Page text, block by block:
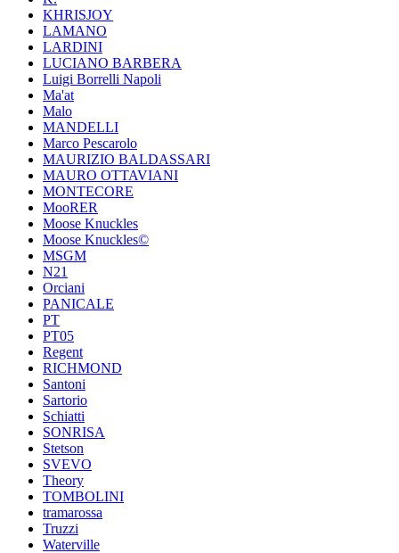
KHRISJOY
LAMANO
LARDINI
LUCIANO BARBERA
Luigi Borrelli Napoli
Ma'at
Malo
MANDELLI
Marco Pescarolo
MAURIZIO BALDASSARI
MAURO OTTAVIANI
MONTECORE
MooRER
Moose Knuckles
Moose Knuckles©️
MSGM
N21
Orciani
PANICALE
PT
PT05
Regent
RICHMOND
Santoni
Sartorio
Schiatti
SONRISA
Stetson
SVEVO
Theory
TOMBOLINI
tramarossa
Truzzi
Waterville